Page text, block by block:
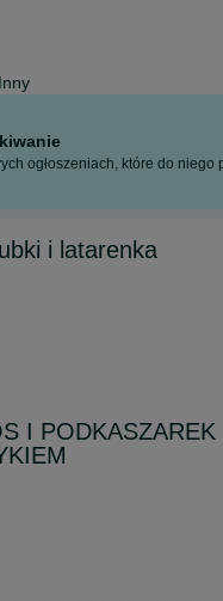
Inny
ogłoszeniach, które do niego
i latarenka
I PODKASZAREK